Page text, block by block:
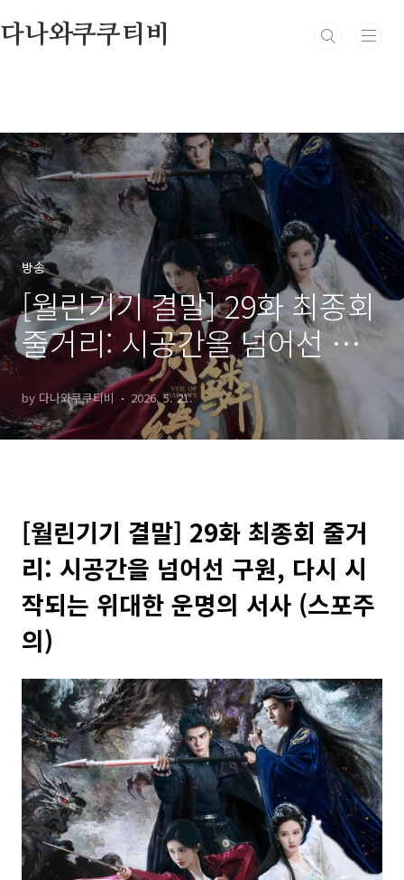
다나와쿠쿠티비
방송
[월린기기 결말] 29화 최종회
줄거리: 시공간을 넘어선 구
원, 다시 시작되는 위대한 운
명의 서사 (스포주의)
by 다나와쿠쿠티비 2026. 5. 21.
[월린기기 결말] 29화 최종회 줄거
리: 시공간을 넘어선 구원, 다시 시
작되는 위대한 운명의 서사 (스포주
의)